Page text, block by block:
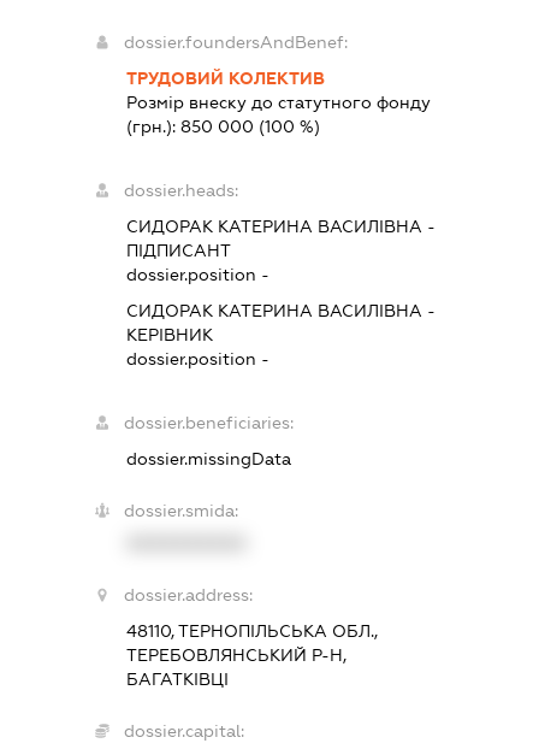
dossier.foundersAndBenef:
ТРУДОВИЙ КОЛЕКТИВ
Розмір внеску до статутного фонду
(грн.): 850 000 (100 %)
dossier.heads:
СИДОРАК КАТЕРИНА ВАСИЛІВНА -
ПІДПИСАНТ
dossier.position -
СИДОРАК КАТЕРИНА ВАСИЛІВНА -
КЕРІВНИК
dossier.position -
dossier.beneficiaries:
dossier.missingData
dossier.smida:
dossier.address:
48110, ТЕРНОПІЛЬСЬКА ОБЛ.,
ТЕРЕБОВЛЯНСЬКИЙ Р-Н,
БАГАТКІВЦІ
dossier.capital: